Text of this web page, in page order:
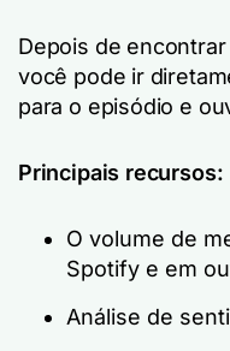
Depois de
você pode ir
para o episódio e
Principais recursos:
O volume de
Spotify e em
Análise de